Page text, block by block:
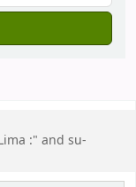
:" and su-